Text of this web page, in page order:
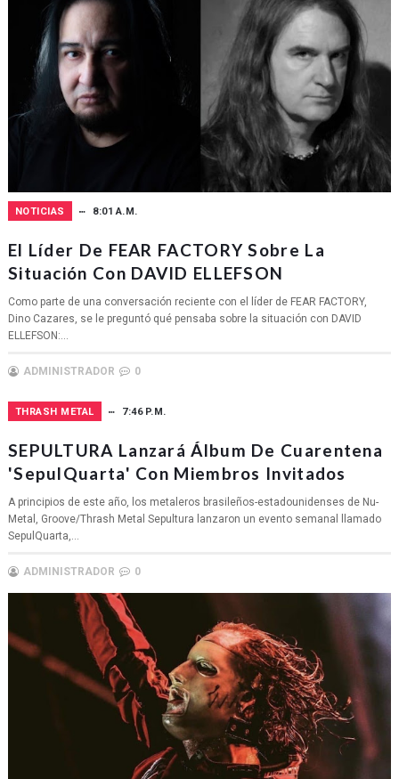
NOTICIAS 8:01 A.M.
El Líder De FEAR FACTORY Sobre La
Situación Con DAVID ELLEFSON
Como parte de una conversación reciente con el líder de FEAR FACTORY,
Dino Cazares, se le preguntó qué pensaba sobre la situación con DAVID
ELLEFSON:...
ADMINISTRADOR 0
THRASH METAL 7:46 P.M.
SEPULTURA Lanzará Álbum De Cuarentena
'SepulQuarta' Con Miembros Invitados
A principios de este año, los metaleros brasileños-estadounidenses de Nu-
Metal, Groove/Thrash Metal Sepultura lanzaron un evento semanal llamado
SepulQuarta,...
ADMINISTRADOR 0